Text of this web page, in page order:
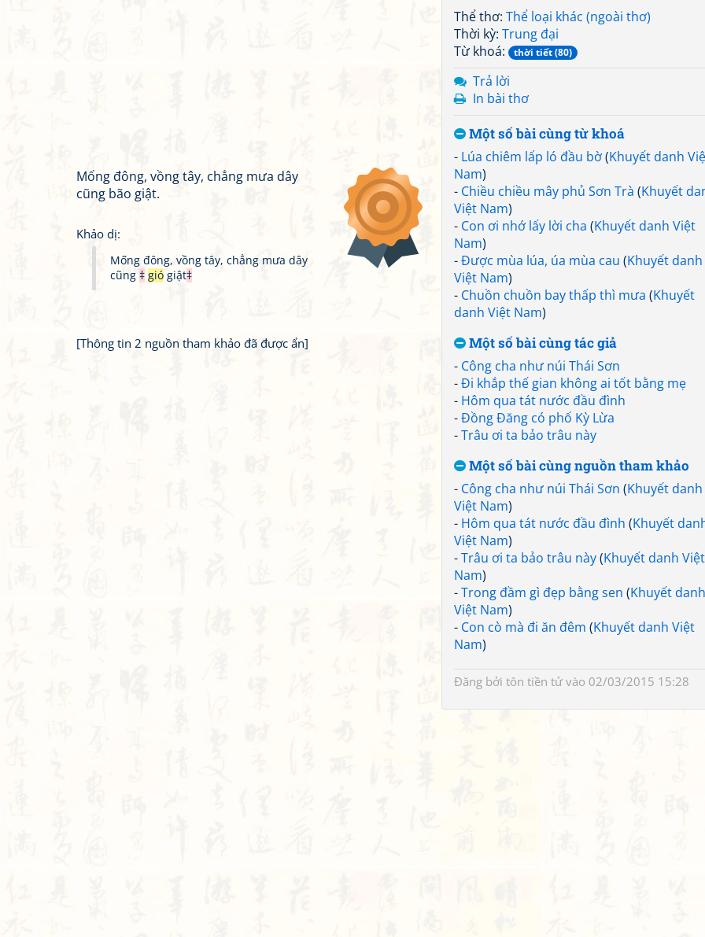
Thể thơ: Thể loại khác (ngoài thơ)
Thời kỳ: Trung đại
Từ khoá:
thời tiết (80)
Trả lời
In bài thơ
Một số bài cùng từ khoá
- Lúa chiêm lấp ló đầu bờ(Khuyết danh
Nam)
- Chiều chiều mây phủ Sơn Trà (Khuyết
Việt Nam)
- Con ơi nhớ lấy lời cha (Khuyết danh Việt
Nam)
-Được mùa lúa, úa mùa cau (Khuyết danh
Việt Nam)
- Chuồn chuồn bay thấp thì mưa (Khuyết
danh Việt Nam)
Một số bài cùng tác giả
- Công cha như núi Thái Sơn
-Đi khắp thế gian không ai tốt bằng mẹ
- Hôm qua tát nước đầu đình
-Đồng Đăng có phố Kỳ Lừa
-Trâu ơi ta bảo trâu này
Một số bài cùng nguồn tham khảo
- Công cha như núi Thái Sơn (Khuyết danh
Việt Nam)
- Hôm qua tát nước đầu đình (Khuyết
Việt Nam)
-Trâu ơi ta bảo trâu này(Khuyết danh Việt
Nam)
-Trong đầm gì đẹp bằng sen (Khuyết danh
Việt Nam)
- Con cò mà đi ăn đêm (Khuyết danh Việt
Nam)
Đăng bởi tôn tiền tửvào 02/03/2015 15:28
Mống đông, vồng tây, chẳng mưa dây
cũng bão giật.
Khảo dị:
Mống đông, vồng tây, chẳng mưa dây
cũng ‡ gió giật‡
[Thông tin 2 nguồn tham khảo đã được ẩn]